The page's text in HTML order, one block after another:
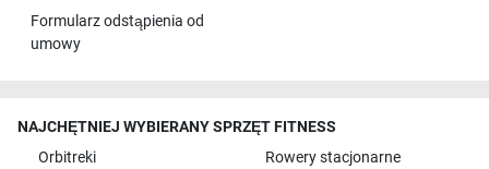
Formularz odstąpienia od
umowy
NAJCHĘTNIEJ WYBIERANY SPRZĘT FITNESS
Orbitreki
Rowery stacjonarne